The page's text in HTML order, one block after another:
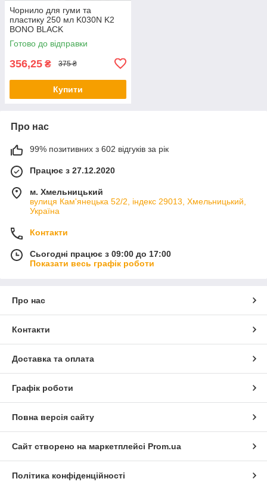
Чорнило для гуми та
пластику 250 мл K030N K2
BONO BLACK
Готово до відправки
356,25 ₴ 375 ₴
Купити
Про нас
99% позитивних з 602 відгуків за рік
Працює з 27.12.2020
м. Хмельницький
вулиця Кам'янецька 52/2, індекс 29013, Хмельницький,
Україна
Контакти
Сьогодні працює з 09:00 до 17:00
Показати весь графік роботи
Про нас
Контакти
Доставка та оплата
Графік роботи
Повна версія сайту
Сайт створено на маркетплейсі Prom.ua
Політика конфіденційності